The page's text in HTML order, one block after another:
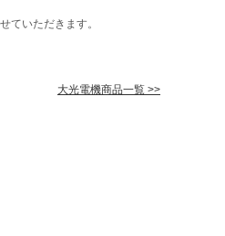
ていただきます。
大光電機商品一覧 >>